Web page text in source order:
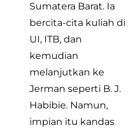
Sumatera Barat. Ia
bercita-cita kuliah di
UI, ITB, dan
kemudian
melanjutkan ke
Jerman seperti B. J.
Habibie. Namun,
impian itu kandas